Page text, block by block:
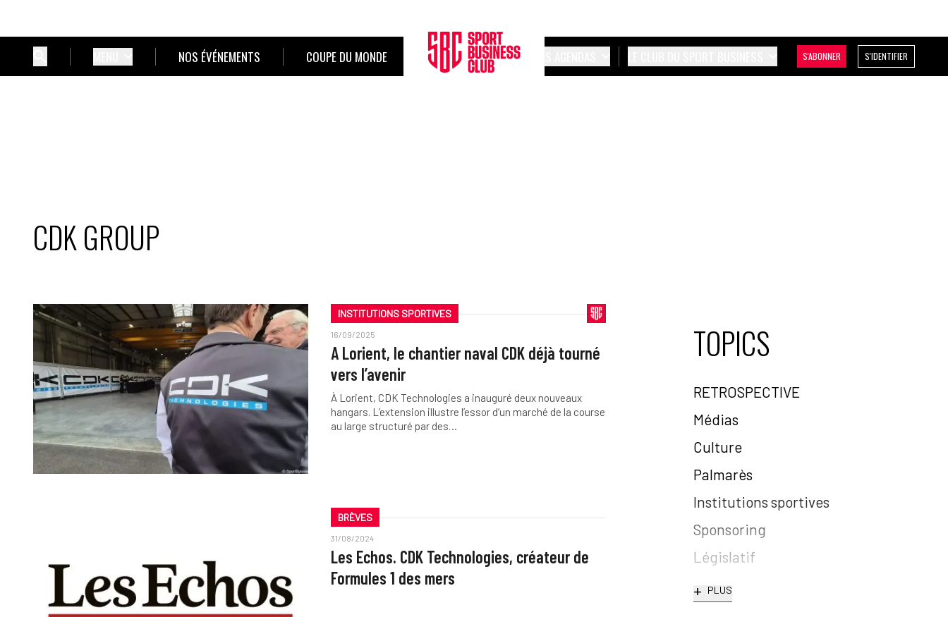
NOS ÉVÉNEMENTS COUPE DU MONDE S'ABONNER S'IDENTIFIER
CDK GROUP
INSTITUTIONS SPORTIVES
16/09/2025
A Lorient, le chantier naval CDK déjà tourné
vers l’avenir
À Lorient, CDK Technologies a inauguré deux nouveaux
hangars. L’extension illustre l’essor d’un marché de la course
au large structuré par des…
BRÈVES
31/08/2024
Les Echos. CDK Technologies, créateur de
Formules 1 des mers
TOPICS
RETROSPECTIVE
Médias
Culture
Palmarès
Institutions sportives
Sponsoring
Législatif
+ PLUS